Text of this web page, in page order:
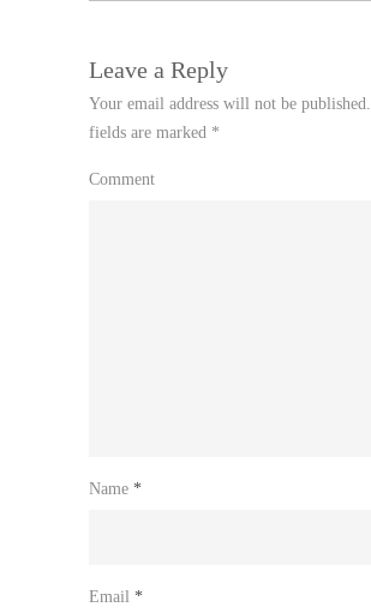
Leave a Reply
Your email address will not be published.
fields are marked *
Comment
Name *
Email *